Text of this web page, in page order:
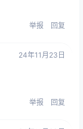
举报 回复
24年11月23日
举报 回复